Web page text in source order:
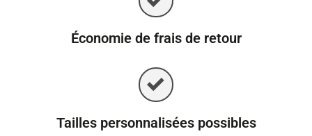
Économie de frais de retour
Tailles personnalisées possibles